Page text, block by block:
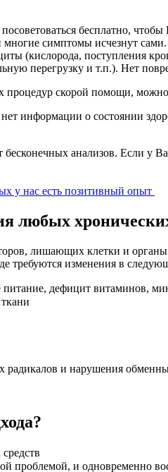
бесплатно,
симптомы исчезнут
(кислорода, поступления
перегрузку и т.п.). Нет
процедур скорой помощи,
информации о состоянии
анализов. Если у
у нас есть позитивный опыт
любых
лишающих клетки и органы
требуются изменения в
дефицит витаминов,
радикалов и нарушения
и одновременно